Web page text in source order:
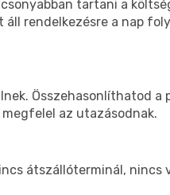
tartani a
rendelkezésre a nap
Összehasonlíthatod a
az utazásodnak.
átszállóterminál, nincs